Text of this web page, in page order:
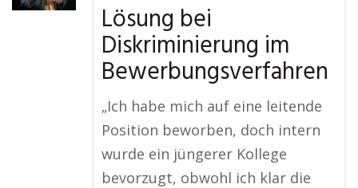
Lösung bei
Diskriminierung im
Bewerbungsverfahren
„Ich habe mich auf eine leitende
Position beworben, doch intern
wurde ein jüngerer Kollege
bevorzugt, obwohl ich klar die